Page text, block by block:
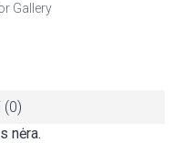
Gallery
(0)
nėra.